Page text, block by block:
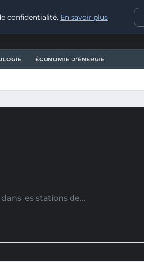
ÉCONOMIE D'ÉNERGIE
les stations de…
confidentialité. En savoir plus